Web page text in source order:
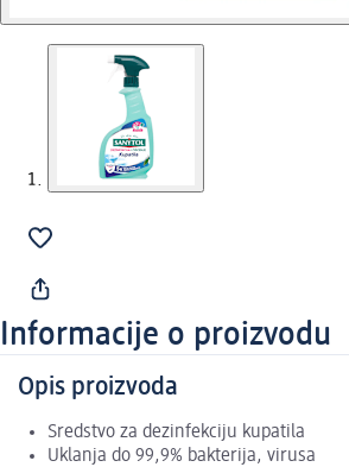
Informacije o proizvodu
Opis proizvoda
Sredstvo za dezinfekciju kupatila
Uklanja do 99,9% bakterija, virusa